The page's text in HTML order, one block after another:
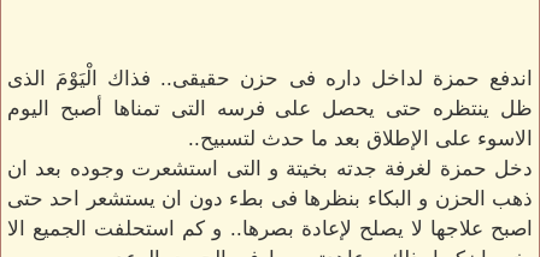
اندفع حمزة لداخل داره فى حزن حقيقى.. فذاك الْيَوْمَ الذى
ظل ينتظره حتى يحصل على فرسه التى تمناها أصبح اليوم
الاسوء على الإطلاق بعد ما حدث لتسبيح..
دخل حمزة لغرفة جدته بخيتة و التى استشعرت وجوده بعد ان
ذهب الحزن و البكاء بنظرها فى بطء دون ان يستشعر احد حتى
اصبح علاجها لا يصلح لإعادة بصرها.. و كم استحلفت الجميع الا